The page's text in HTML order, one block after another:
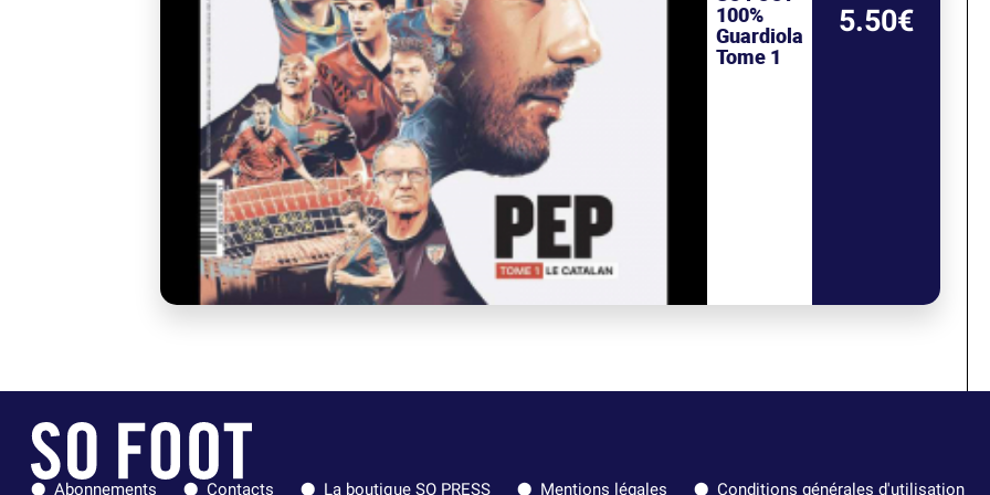
100%
Guardiola
Tome 1
5.50€
Abonnements Contacts La boutique SO PRESS Mentions légales Conditions générales d'utilisation